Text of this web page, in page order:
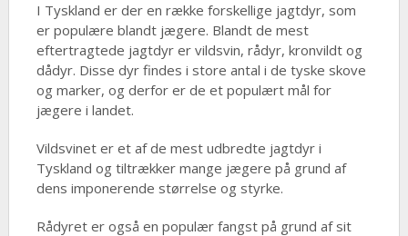
I Tyskland er der en række forskellige jagtdyr, som
er populære blandt jægere. Blandt de mest
eftertragtede jagtdyr er vildsvin, rådyr, kronvildt og
dådyr. Disse dyr findes i store antal i de tyske skove
og marker, og derfor er de et populært mål for
jægere i landet.
Vildsvinet er et af de mest udbredte jagtdyr i
Tyskland og tiltrækker mange jægere på grund af
dens imponerende størrelse og styrke.
Rådyret er også en populær fangst på grund af sit